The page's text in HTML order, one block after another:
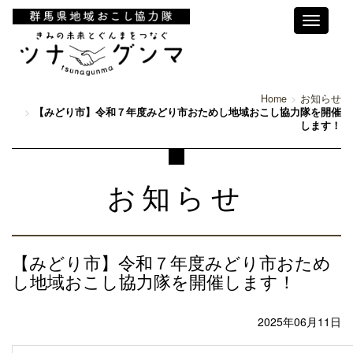
Toggle
Home
お知らせ
【みどり市】令和７年度みどり市おためし地域おこし協力隊を開催
します！
お知らせ
【みどり市】令和７年度みどり市おため
し地域おこし協力隊を開催します！
2025年06月11日